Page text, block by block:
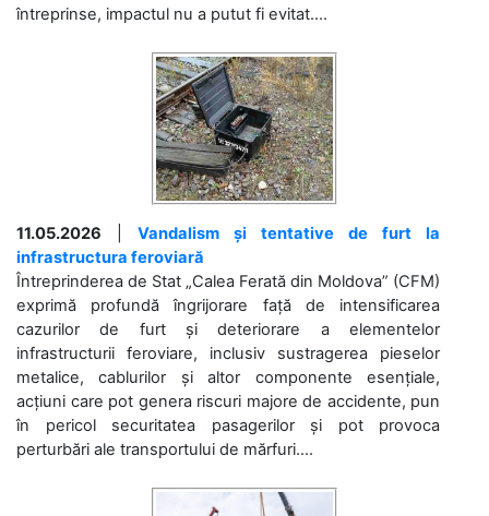
întreprinse, impactul nu a putut fi evitat....
11.05.2026
Vandalism și tentative de furt la
infrastructura feroviară
Întreprinderea de Stat „Calea Ferată din Moldova” (CFM)
exprimă profundă îngrijorare față de intensificarea
cazurilor de furt și deteriorare a elementelor
infrastructurii feroviare, inclusiv sustragerea pieselor
metalice, cablurilor și altor componente esențiale,
acțiuni care pot genera riscuri majore de accidente, pun
în pericol securitatea pasagerilor și pot provoca
perturbări ale transportului de mărfuri....